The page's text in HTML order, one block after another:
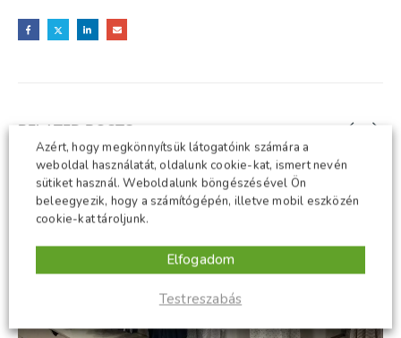
RELATED POSTS
Azért, hogy megkönnyítsük látogatóink számára a
weboldal használatát, oldalunk cookie-kat, ismert nevén
sütiket használ. Weboldalunk böngészésével Ön
beleegyezik, hogy a számítógépén, illetve mobil eszközén
cookie-kat tároljunk.
Testreszabás
Elfogadom